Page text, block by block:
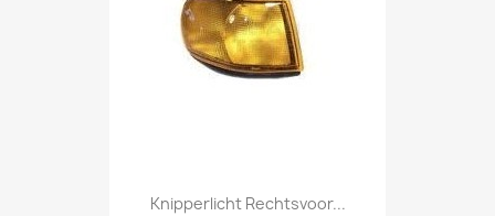
Knipperlicht Rechtsvoor...